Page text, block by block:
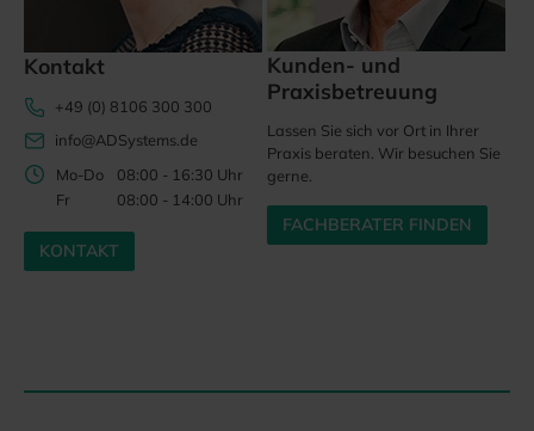
Kontakt
+49 (0) 8106 300 300
info@ADSystems.de
Mo-Do
08:00 - 16:30 Uhr
Fr
08:00 - 14:00 Uhr
KONTAKT
Kunden- und
Praxisbetreuung
Lassen Sie sich vor Ort in Ihrer
Praxis beraten. Wir besuchen Sie
gerne.
FACHBERATER FINDEN